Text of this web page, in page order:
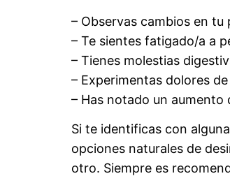
– Observas cambios en
– Te sientes fatigado/a a
– Tienes molestias
– Experimentas dolores
– Has notado un aumento
Si te identificas con
opciones naturales de
otro. Siempre es